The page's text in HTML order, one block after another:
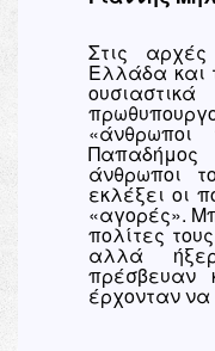
Στις
Ελλάδα και
άνθρωποι
εκλέξει οι
«αγορές».
πολίτες
αλλά
πρέσβευαν
έρχονταν